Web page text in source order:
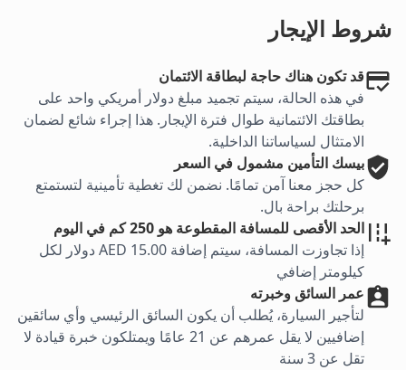
شروط الإيجار
قد تكون هناك حاجة لبطاقة الائتمان
في هذه الحالة، سيتم تجميد مبلغ دولار أمريكي واحد على
بطاقتك الائتمانية طوال فترة الإيجار. هذا إجراء شائع لضمان
الامتثال لسياساتنا الداخلية.
بيسك التأمين مشمول في السعر
كل حجز معنا آمن تمامًا. نضمن لك تغطية تأمينية لتستمتع
برحلتك براحة بال.
الحد الأقصى للمسافة المقطوعة هو 250 كم في اليوم
إذا تجاوزت المسافة، سيتم إضافة AED 15.00 دولار لكل
كيلومتر إضافي
عمر السائق وخبرته
لتأجير السيارة، يُطلب أن يكون السائق الرئيسي وأي سائقين
إضافيين لا يقل عمرهم عن 21 عامًا ويمتلكون خبرة قيادة لا
تقل عن 3 سنة